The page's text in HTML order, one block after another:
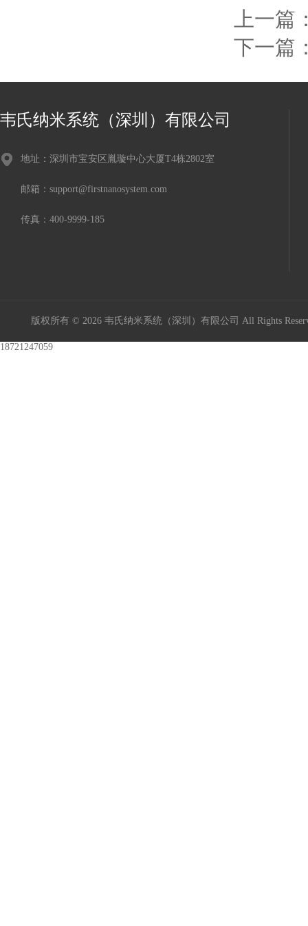
上一篇
下一篇
韦氏纳米系统（深圳）有限公司
地址：深圳市宝安区胤璇中心大厦T4栋2802室
邮箱：support@firstnanosystem.com
传真：400-9999-185
版权所有 © 2026 韦氏纳米系统（深圳）有限公司 All Rights
18721247059